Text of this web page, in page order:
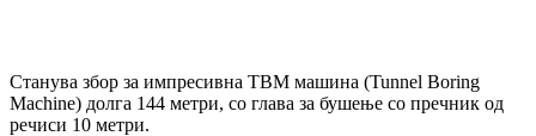
Станува збор за импресивна TBM машина (Tunnel Boring
Machine) долга 144 метри, со глава за бушење со пречник од
речиси 10 метри.